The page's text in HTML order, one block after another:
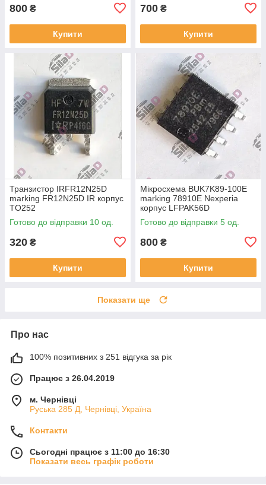
800 ₴
Купити
700 ₴
Купити
Транзистор IRFR12N25D
marking FR12N25D IR корпус
TO252
Готово до відправки 10 од.
320 ₴
Купити
Мікросхема BUK7K89-100E
marking 78910E Nexperia
корпус LFPAK56D
Готово до відправки 5 од.
800 ₴
Купити
Показати ще
Про нас
100% позитивних з 251 відгука за рік
Працює з 26.04.2019
м. Чернівці
Руська 285 Д, Чернівці, Україна
Контакти
Сьогодні працює з 11:00 до 16:30
Показати весь графік роботи